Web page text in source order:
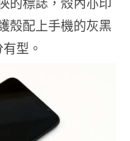
殼配上手機的灰黑
型。